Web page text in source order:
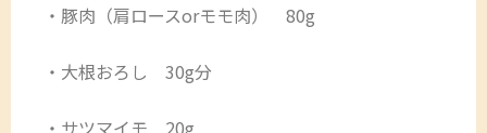
・豚肉（肩ロースorモモ肉） 80g
・大根おろし 30g分
・サツマイモ 20g